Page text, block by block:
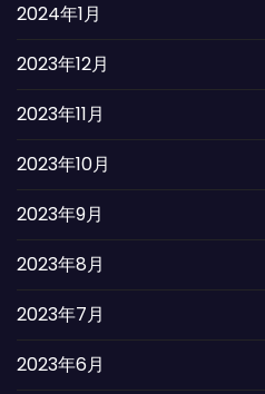
2024年1月
2023年12月
2023年11月
2023年10月
2023年9月
2023年8月
2023年7月
2023年6月